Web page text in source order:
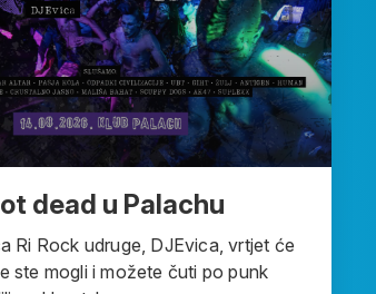
dead u Palachu
Ri Rock udruge, DJEvica, vrtjet će
ste mogli i možete čuti po punk